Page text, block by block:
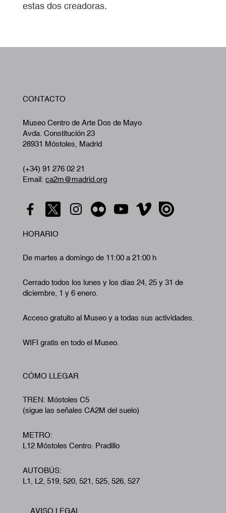
estas dos creadoras.
CONTACTO
Museo Centro de Arte Dos de Mayo
Avda. Constitución 23
28931 Móstoles, Madrid
(+34) 91 276 02 21
Email: ca2m@madrid.org
HORARIO
De martes a domingo de 11:00 a 21:00 h
Cerrado todos los lunes y los días 24, 25 y 31 de
diciembre, 1 y 6 enero.
Acceso gratuito al Museo y a todas sus actividades.
WIFI gratis en todo el Museo.
CÓMO LLEGAR
TREN: Móstoles C5
(sigue las señales CA2M del suelo)
METRO:
L12 Móstoles Centro. Pradillo
AUTOBÚS:
L1, L2, 519, 520, 521, 525, 526, 527
AVISO LEGAL